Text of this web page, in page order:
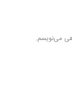
می‌نویسم.